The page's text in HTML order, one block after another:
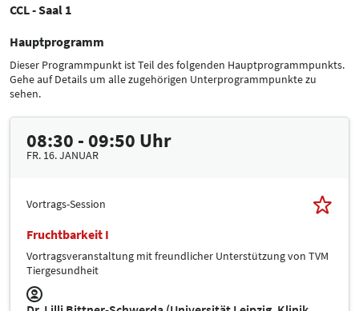
CCL - Saal 1
Hauptprogramm
Dieser Programmpunkt ist Teil des folgenden Hauptprogrammpunkts.
Gehe auf Details um alle zugehörigen Unterprogrammpunkte zu
sehen.
08:30 - 09:50 Uhr
FR. 16. JANUAR
Vortrags-Session
Fruchtbarkeit I
Vortragsveranstaltung mit freundlicher Unterstützung von TVM
Tiergesundheit